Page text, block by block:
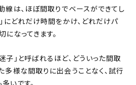
線は、ほぼ間取りでベースができてし
」にどれだけ時間をかけ、どれだけパ
なってきます。
子」と呼ばれるほど、どういった間取
多様な間取りに出会うことなく、試行